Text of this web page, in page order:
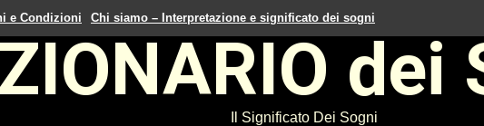
e Condizioni Chi siamo – Interpretazione e significato dei sogni
dei
Il Significato Dei Sogni